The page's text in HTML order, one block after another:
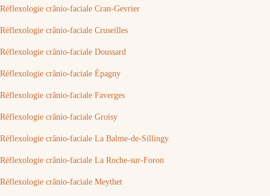
Réflexologie crânio-faciale Cran-Gevrier
Réflexologie crânio-faciale Cruseilles
Réflexologie crânio-faciale Doussard
Réflexologie crânio-faciale Épagny
Réflexologie crânio-faciale Faverges
Réflexologie crânio-faciale Groisy
Réflexologie crânio-faciale La Balme-de-Sillingy
Réflexologie crânio-faciale La Roche-sur-Foron
Réflexologie crânio-faciale Meythet